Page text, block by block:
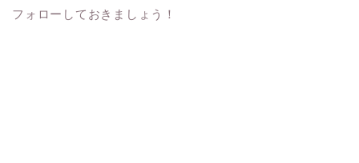
フォローしておきましょう！